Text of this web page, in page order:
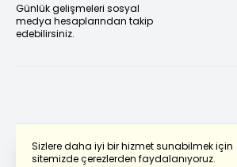
Sizlere daha iyi bir hizmet sunabilmek için
sitemizde çerezlerden faydalanıyoruz.
Günlük gelişmeleri sosyal
medya hesaplarından takip
edebilirsiniz.